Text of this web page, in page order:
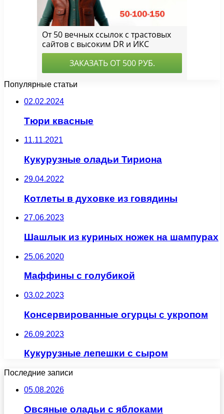
Популярные статьи
02.02.2024
Тюри квасные
11.11.2021
Кукурузные оладьи Тириона
29.04.2022
Котлеты в духовке из говядины
27.06.2023
Шашлык из куриных ножек на шампурах
25.06.2020
Маффины с голубикой
03.02.2023
Консервированные огурцы с укропом
26.09.2023
Кукурузные лепешки с сыром
Последние записи
05.08.2026
Овсяные оладьи с яблоками